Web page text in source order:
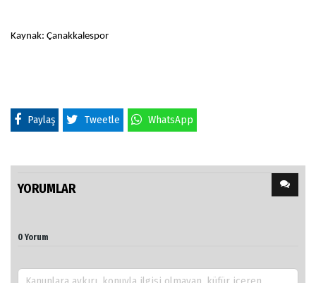
Kaynak: Çanakkalespor
Paylaş Tweetle WhatsApp
YORUMLAR
0 Yorum